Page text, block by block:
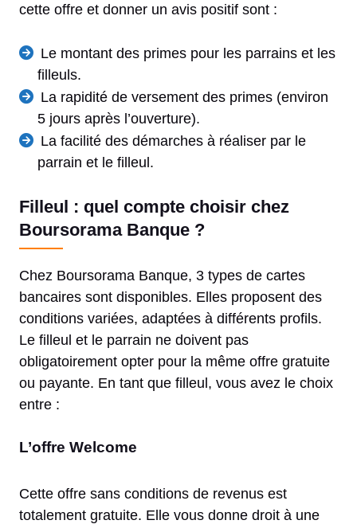
cette offre et donner un avis positif sont :
Le montant des primes pour les parrains et les
filleuls.
La rapidité de versement des primes (environ
5 jours après l’ouverture).
La facilité des démarches à réaliser par le
parrain et le filleul.
Filleul : quel compte choisir chez
Boursorama Banque ?
Chez Boursorama Banque, 3 types de cartes
bancaires sont disponibles. Elles proposent des
conditions variées, adaptées à différents profils.
Le filleul et le parrain ne doivent pas
obligatoirement opter pour la même offre gratuite
ou payante. En tant que filleul, vous avez le choix
entre :
L’offre Welcome
Cette offre sans conditions de revenus est
totalement gratuite. Elle vous donne droit à une